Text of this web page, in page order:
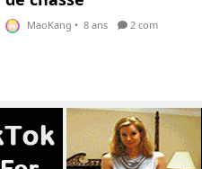
MaoKang • 8 ans 2 com